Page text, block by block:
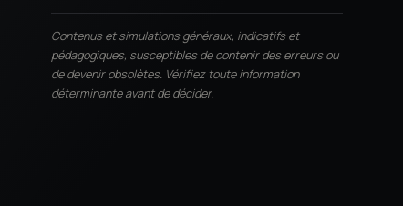
Contenus et simulations généraux, indicatifs et
pédagogiques, susceptibles de contenir des erreurs ou
de devenir obsolètes. Vérifiez toute information
déterminante avant de décider.